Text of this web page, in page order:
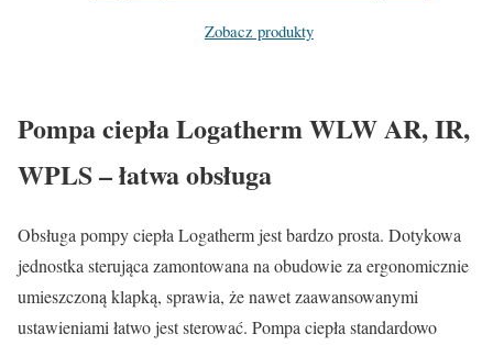
Zobacz produkty
Pompa ciepła Logatherm WLW AR, IR,
WPLS – łatwa obsługa
Obsługa pompy ciepła Logatherm jest bardzo prosta. Dotykowa
jednostka sterująca zamontowana na obudowie za ergonomicznie
umieszczoną klapką, sprawia, że nawet zaawansowanymi
ustawieniami łatwo jest sterować. Pompa ciepła standardowo